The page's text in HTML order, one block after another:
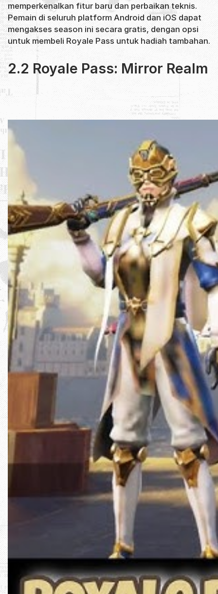
memperkenalkan fitur baru dan perbaikan teknis.
Pemain di seluruh platform Android dan iOS dapat
mengakses season ini secara gratis, dengan opsi
untuk membeli Royale Pass untuk hadiah tambahan.
2.2 Royale Pass: Mirror Realm